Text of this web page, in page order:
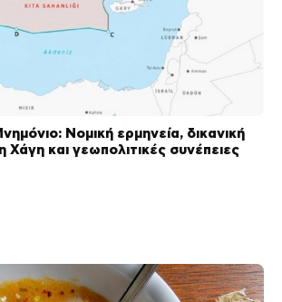
Νομική ερμηνεία, δικανική
και γεωπολιτικές συνέπειες